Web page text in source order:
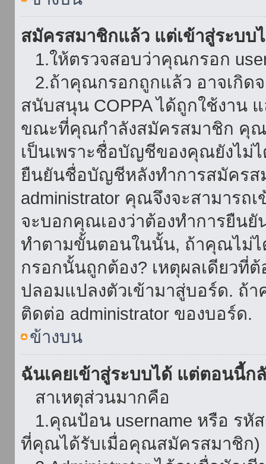
สมัครสมาชิกแล้ว แต่เข้าสู่ระบบ
1.ให้ตรวจสอบว่าคุณกรอก
2.ถ้าคุณกรอกถูกแล้ว อาจเกิด
สนับสนุน COPPA ได้ถูกใช้งาน
ขณะที่คุณกำลังสมัครสมาชิก คุ
เป็นเพราะชื่อบัญชีของคุณยังไม่
ยืนยันชื่อบัญชีหลังทำการสมัครส
administrator คุณจึงจะสามาร
จะบอกคุณเองว่าต้องทำการยืน
ทำตามขั้นตอนในนั้น, ถ้าคุณไม่
กรอกนั้นถูกต้อง? เหตุผลเดียวที่
ปลอมแปลงตัวเข้ามาสู่บอร์ด. ถ้
ติดต่อ administrator ของบอร์ด.
ข้างบน
ฉันเคยเข้าสู่ระบบได้ แต่ตอนนี้ก
สาเหตุส่วนมากคือ
1.คุณป้อน username หรือ รหั
ที่คุณได้รับเมื่อคุณสมัครสมาชิก)